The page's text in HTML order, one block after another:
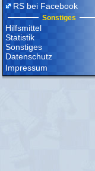
RS bei Facebook
Sonstiges
Hilfsmittel
Statistik
Sonstiges
Datenschutz
Impressum